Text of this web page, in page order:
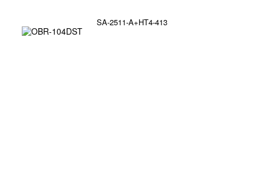
SA-2511-A+HT4-413